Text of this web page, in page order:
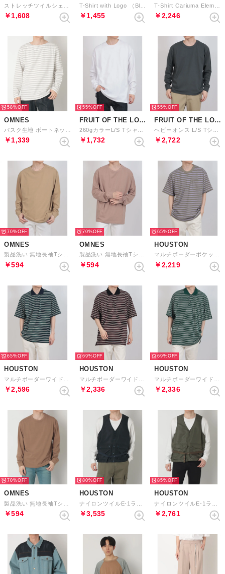
￥1,608 ￥1,455 ￥2,246
58%
OMNES
￥1,339
55%
FRUIT OF THE LOOM
￥1,732
55%
FRUIT OF THE LOOM
￥2,722
70%
OMNES
￥594
70%
OMNES
￥594
65%
HOUSTON
￥2,219
65%
HOUSTON
￥2,596
69%
HOUSTON
￥2,336
69%
HOUSTON
￥2,336
70%
OMNES
￥594
80%
HOUSTON
￥3,535
85%
HOUSTON
￥2,761